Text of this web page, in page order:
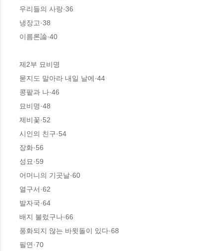
우리들의 사랑·36
냉장고·38
이름론論·40
제2부 묘비명
묻지도 말아라 내일 날에·44
콩팥과 나·46
묘비명·48
제비꽃·52
시인의 친구·54
장화·56
성묘·59
어머니의 기곳날·60
열구서·62
발자국·64
배지 불렀구나·66
풍화되지 않는 바윗돌이 있다·68
필연·70